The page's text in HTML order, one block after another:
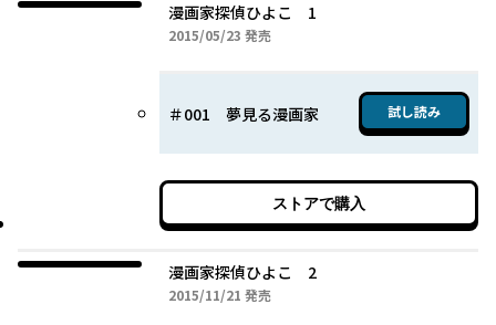
漫画家探偵ひよこ 1
2015/05/23 2015年05月23日
発売
＃001 夢見る漫画家 試し読み
ストアで購入
漫画家探偵ひよこ 2
2015/11/21 2015年11月21日
発売